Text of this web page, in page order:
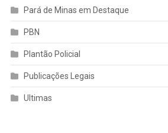
Pará de Minas em Destaque
PBN
Plantão Policial
Publicações Legais
Ultimas